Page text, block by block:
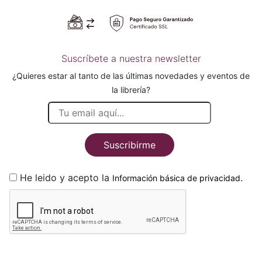
Suscríbete a nuestra newsletter
¿Quieres estar al tanto de las últimas novedades y eventos de
la librería?
Suscribirme
He leido y acepto la Información básica de privacidad.